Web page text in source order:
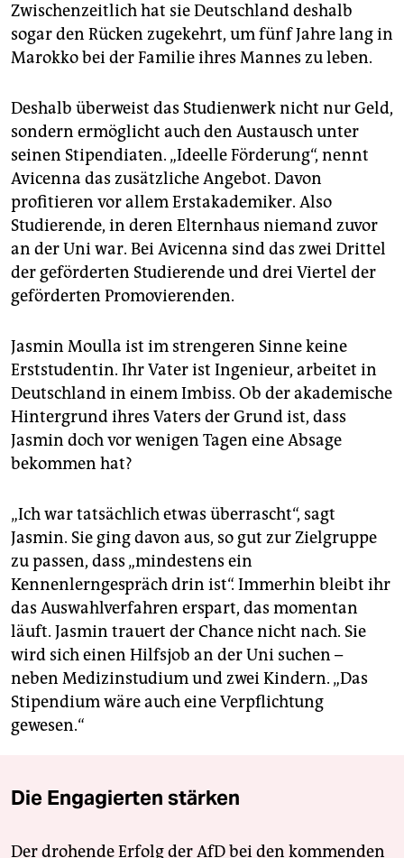
Zwischenzeitlich hat sie Deutschland deshalb
sogar den Rücken zugekehrt, um fünf Jahre lang in
Marokko bei der Familie ihres Mannes zu leben.
Deshalb überweist das Studienwerk nicht nur Geld,
sondern ermöglicht auch den Austausch unter
seinen Stipendiaten. „Ideelle Förderung“, nennt
Avicenna das zusätzliche Angebot. Davon
profitieren vor allem Erstakademiker. Also
Studierende, in deren Elternhaus niemand zuvor
an der Uni war. Bei Avicenna sind das zwei Drittel
der geförderten Studierende und drei Viertel der
geförderten Promovierenden.
Jasmin Moulla ist im strengeren Sinne keine
Erststudentin. Ihr Vater ist Ingenieur, arbeitet in
Deutschland in einem Imbiss. Ob der akademische
Hintergrund ihres Vaters der Grund ist, dass
Jasmin doch vor wenigen Tagen eine Absage
bekommen hat?
„Ich war tatsächlich etwas überrascht“, sagt
Jasmin. Sie ging davon aus, so gut zur Zielgruppe
zu passen, dass „mindestens ein
Kennenlerngespräch drin ist“. Immerhin bleibt ihr
das Auswahlverfahren erspart, das momentan
läuft. Jasmin trauert der Chance nicht nach. Sie
wird sich einen Hilfsjob an der Uni suchen –
neben Medizinstudium und zwei Kindern. „Das
Stipendium wäre auch eine Verpflichtung
gewesen.“
Die Engagierten stärken
Der drohende Erfolg der AfD bei den kommenden